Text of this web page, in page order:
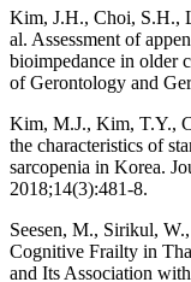
Kim, J.H., Choi, S.H.,
al. Assessment of
bioimpedance in older
of Gerontology and
Kim, M.J., Kim, T.Y.,
the characteristics of
sarcopenia in Korea.
2018;14(3):481-8.
Seesen, M., Sirikul,
Cognitive Frailty in
and Its Association